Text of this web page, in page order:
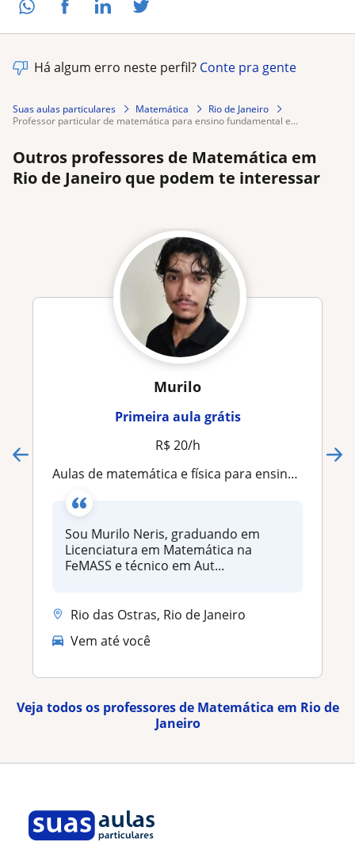
Há algum erro neste perfil? Conte pra gente
Suas aulas particulares Matemática
Rio de Janeiro
professor particular de matemática para ensino fundamental e...
Outros professores de Matemática em
Rio de Janeiro que podem te interessar
Murilo
Primeira aula grátis
R$ 20/h
Aulas de matemática e física para ensino fundamental, médio e vestibulares - aprenda de forma descontraída com foco nas suas dific
Sou Murilo Neris, graduando em
Licenciatura em Matemática na
FeMASS e técnico em Aut...
Rio das Ostras, Rio de Janeiro
Vem até você
Veja todos os professores de Matemática em Rio de
Janeiro